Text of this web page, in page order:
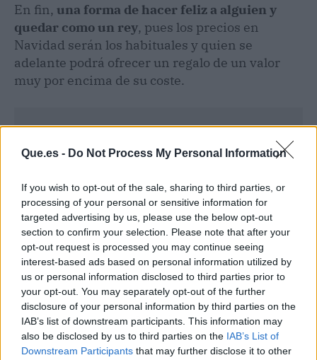
Que.es - Do Not Process My Personal Information
If you wish to opt-out of the sale, sharing to third parties, or
processing of your personal or sensitive information for
targeted advertising by us, please use the below opt-out
section to confirm your selection. Please note that after your
opt-out request is processed you may continue seeing
interest-based ads based on personal information utilized by
us or personal information disclosed to third parties prior to
your opt-out. You may separately opt-out of the further
disclosure of your personal information by third parties on the
IAB’s list of downstream participants. This information may
also be disclosed by us to third parties on the IAB’s List of
Downstream Participants that may further disclose it to other
En fin, una forma de hacer feliz a alguien y
quedar como un rey, pues los precios en
Navidad serán los habituales y quien se
adelante podrá ofrecer un regalo de un valor
muy por encima de su coste.
Publicidad